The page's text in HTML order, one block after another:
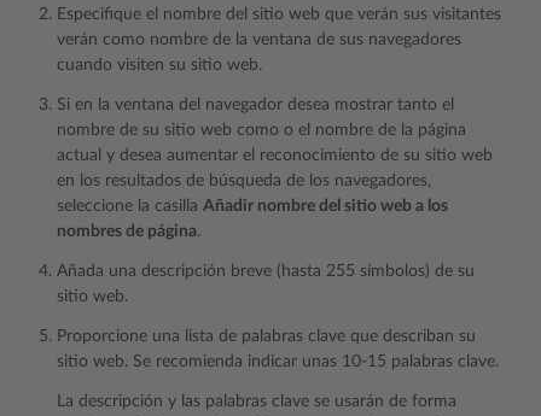
Especifique el nombre del sitio web que verán sus visitantes
verán como nombre de la ventana de sus navegadores
cuando visiten su sitio web.
Si en la ventana del navegador desea mostrar tanto el
nombre de su sitio web como o el nombre de la página
actual y desea aumentar el reconocimiento de su sitio web
en los resultados de búsqueda de los navegadores,
seleccione la casilla Añadir nombre del sitio web a los
nombres de página.
Añada una descripción breve (hasta 255 símbolos) de su
sitio web.
Proporcione una lista de palabras clave que describan su
sitio web. Se recomienda indicar unas 10-15 palabras clave.
La descripción y las palabras clave se usarán de forma